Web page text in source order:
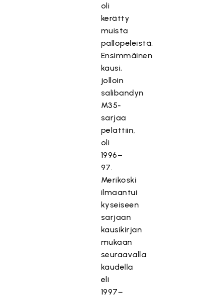
oli
kerätty
muista
pallopeleistä.
Ensimmäinen
kausi,
jolloin
salibandyn
M35-
sarjaa
pelattiin,
oli
1996–
97.
Merikoski
ilmaantui
kyseiseen
sarjaan
kausikirjan
mukaan
seuraavalla
kaudella
eli
1997–